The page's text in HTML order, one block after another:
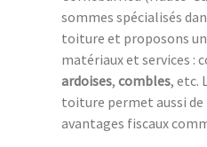
sommes spécialisés
toiture et proposons
matériaux et services :
ardoises, combles, etc.
toiture permet aussi
avantages fiscaux